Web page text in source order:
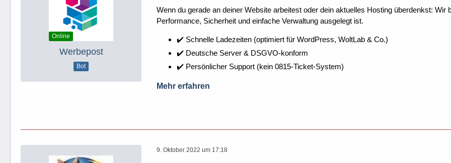
Online
Werbepost
Bot
Wenn du gerade an deiner Website arbeitest oder dein aktuelles Hosting überdenkst:
Performance, Sicherheit und einfache Verwaltung ausgelegt ist.
✔️ Schnelle Ladezeiten (optimiert für WordPress, WoltLab & Co.)
✔️ Deutsche Server & DSGVO-konform
✔️ Persönlicher Support (kein 0815-Ticket-System)
Mehr erfahren
9. Oktober 2022 um 17:18